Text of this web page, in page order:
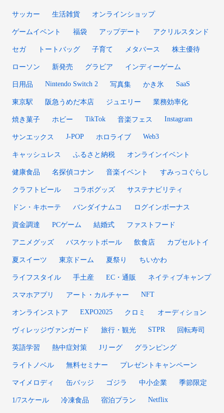
サッカー 生活雑貨 オンラインショップ
ゲームイベント 福袋 アップデート アクリルスタンド
セガ トートバッグ 子育て メタバース 株主優待
ローソン 新発売 グラビア インディーゲーム
日用品 Nintendo Switch 2 写真集 かき氷 SaaS
東京駅 阪急うめだ本店 ジュエリー 業務効率化
焼き菓子 ホビー TikTok 音楽フェス Instagram
サンエックス J-POP ホロライブ Web3
キャッシュレス ふるさと納税 オンラインイベント
健康食品 名探偵コナン 音楽イベント すみっコぐらし
クラフトビール コラボグッズ サステナビリティ
ドン・キホーテ バンダイナムコ ログインボーナス
資金調達 PCゲーム 結婚式 ファストフード
アニメグッズ バスケットボール 飲食店 カプセルトイ
夏スイーツ 東京ドーム 夏祭り ちいかわ
ライフスタイル 手土産 EC・通販 ネイティブキャンプ
スマホアプリ アート・カルチャー NFT
オンラインストア EXPO2025 クロミ オーディション
ヴィレッジヴァンガード 旅行・観光 STPR 回転寿司
英語学習 熱中症対策 Jリーグ グランピング
ライトノベル 無料セミナー プレゼントキャンペーン
マイメロディ 缶バッジ ゴジラ 中小企業 季節限定
1/7スケール 冷凍食品 宿泊プラン Netflix